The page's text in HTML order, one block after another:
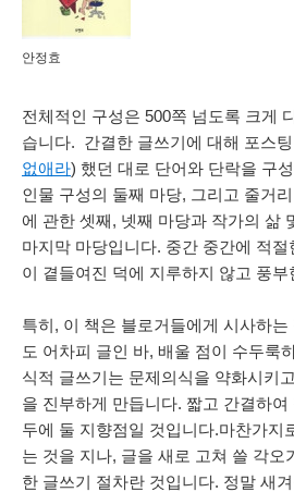
안정효
전체적인 구성은 500쪽 넘도록 크게
습니다. 간결한 글쓰기에 대해 포스
없애라) 했던 대로 단어와 단락을 구
인물 구성의 둘째 마당, 그리고 줄거
에 관한 셋째, 넷째 마당과 작가의 삶
마지막 마당입니다. 중간 중간에 적
이 곁들여진 덕에 지루하지 않고 풍
특히, 이 책은 블로거들에게 시사하
도 어차피 글인 바, 배울 점이 수두룩
식적 글쓰기는 문제의식을 약화시키
을 진부하게 만듭니다. 짧고 간결하
두에 둘 지향점일 것입니다.마찬가지
는 것을 지나, 글을 새로 고쳐 쓸 각오
한 글쓰기 절차란 것입니다. 정말 새